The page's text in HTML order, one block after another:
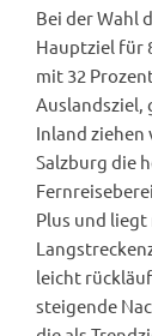
Bei der Wahl
Hauptziel für
mit 32
Auslandsziel,
Inland ziehen
Salzburg die
Plus und liegt
leicht
steigende